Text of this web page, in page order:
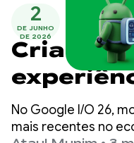
2
DE JUNHO
DE 2026
Criação
premium
I/O 26
No Google I/O 26,
mais recentes no